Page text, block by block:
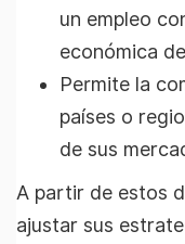
un empleo
económica
Permite la
países o
de sus
A partir de estos
ajustar sus